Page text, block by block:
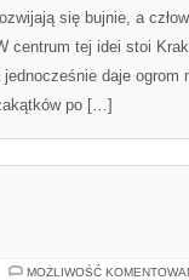
się bujnie, a
centrum tej idei stoi
daje ogrom
po […]
MOŻLIWOŚĆ